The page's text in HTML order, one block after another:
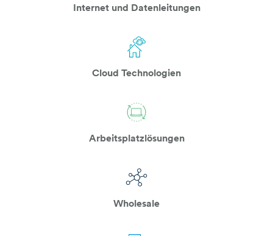
weltkugel-pfeil
Internet und Datenleitungen
haus-cloudsync
Cloud Technologien
computer-2-pfeile
Arbeitsplatzlösungen
ring-topografie
Wholesale